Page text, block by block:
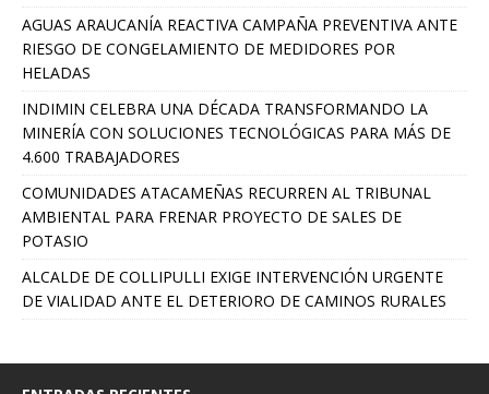
AGUAS ARAUCANÍA REACTIVA CAMPAÑA PREVENTIVA ANTE
RIESGO DE CONGELAMIENTO DE MEDIDORES POR
HELADAS
INDIMIN CELEBRA UNA DÉCADA TRANSFORMANDO LA
MINERÍA CON SOLUCIONES TECNOLÓGICAS PARA MÁS DE
4.600 TRABAJADORES
COMUNIDADES ATACAMEÑAS RECURREN AL TRIBUNAL
AMBIENTAL PARA FRENAR PROYECTO DE SALES DE
POTASIO
ALCALDE DE COLLIPULLI EXIGE INTERVENCIÓN URGENTE
DE VIALIDAD ANTE EL DETERIORO DE CAMINOS RURALES